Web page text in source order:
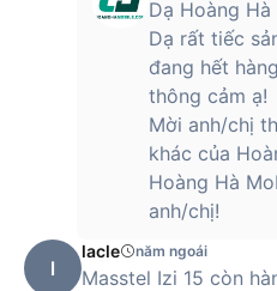
Dạ Hoàng
Dạ rất tiếc
đang hết
thông cảm ạ!
Mời anh/chị
khác của
Hoàng Hà
anh/chị!
l
lacle năm ngoái
Masstel Izi 15 còn